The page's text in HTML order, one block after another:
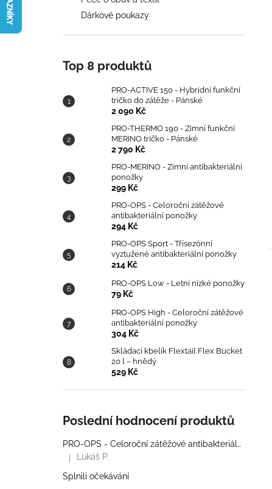
Dárkové poukazy
Top 8 produktů
PRO-ACTIVE 150 - Hybridní funkční
tričko do zátěže - Pánské
2 090 Kč
PRO-THERMO 190 - Zimní funkční
MERINO tričko - Pánské
2 790 Kč
PRO-MERINO - Zimní antibakteriální
ponožky
299 Kč
PRO-OPS - Celoroční zátěžové
antibakteriální ponožky
294 Kč
PRO-OPS Sport - Třísezónní
vyztužené antibakteriální ponožky
214 Kč
PRO-OPS Low - Letní nízké ponožky
79 Kč
PRO-OPS High - Celoroční zátěžové
antibakteriální ponožky
304 Kč
Skládací kbelík Flextail Flex Bucket
20 l – hnědý
529 Kč
Poslední hodnocení produktů
PRO-OPS - Celoroční zátěžové antibakteriální ponožky
Hodnocení produktu je 5 z 5 hvězdiček.
Lukáš P.
Splnili očekávání
2 090 Kč